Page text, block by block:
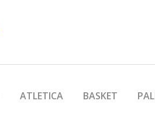
ATLETICA BASKET